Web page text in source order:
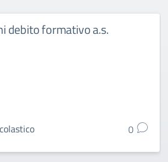
debito formativo a.s.
0